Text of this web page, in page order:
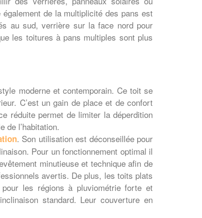
également de la multiplicité des pans est
au sud, verrière sur la face nord pour
les toitures à pans multiples sont plus
moderne et contemporain. Ce toit se
C’est un gain de place et de confort
réduite permet de limiter la déperdition
de l’habitation.
. Son utilisation est déconseillée pour
Pour un fonctionnement optimal il
minutieuse et technique afin de
avertis. De plus, les toits plats
les régions à pluviométrie forte et
standard. Leur couverture en